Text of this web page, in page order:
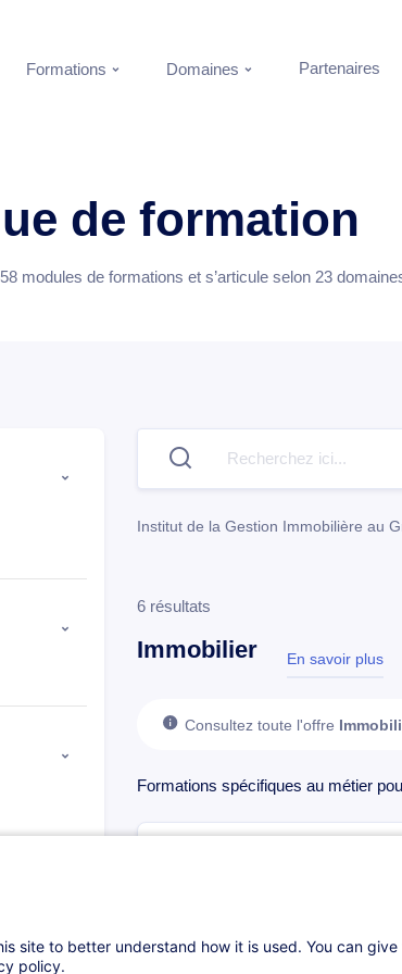
Formations Domaines Partenaires
de formation
modules de formations et s’articule selon 23
Institut de la Gestion Immobilière au
6 résultats
Immobilier En savoir plus
test
Consultez toute l'offre
Formations spécifiques au métier
Sur demande 7h
site to better understand how it is used. You can
policy.